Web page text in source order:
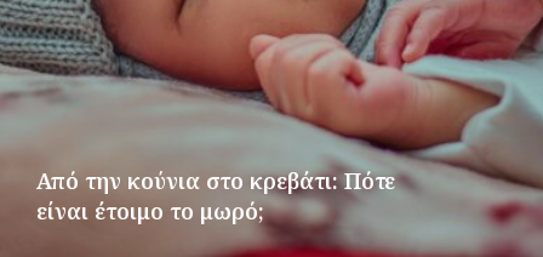
Από την κούνια στο κρεβάτι: Πότε
είναι έτοιμο το μωρό;